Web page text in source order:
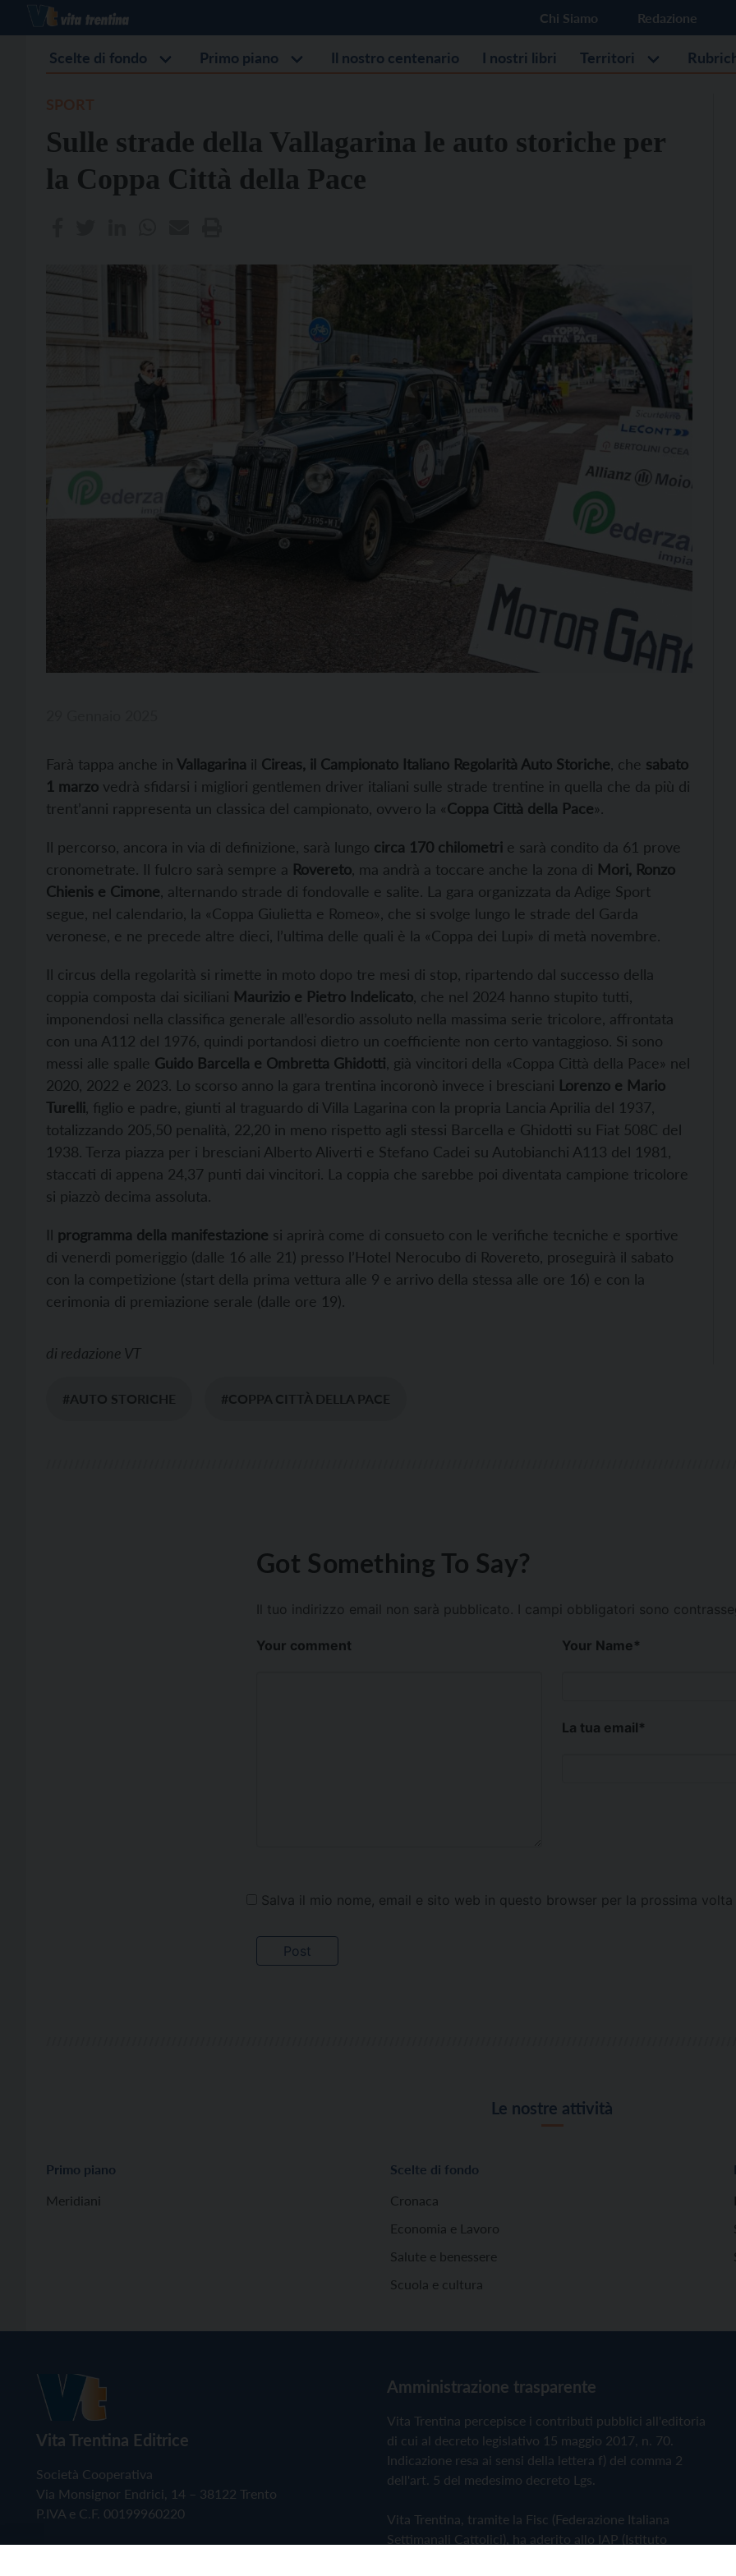
Chi Siamo Redazione
Scelte di fondo Primo piano Il nostro centenario I nostri libri Territori
Sulle strade della Vallagarina le auto storiche per
la Coppa Città della Pace
Farà tappa anche in Vallagarina il Cireas, il Campionato Italiano Regolarità Auto Storiche , che sabato
1 marzo vedrà sfidarsi i migliori gentlemen driver italiani sulle strade trentine in quella che da più di
trent’anni rappresenta un classica del campionato, ovvero la «Coppa Città della Pace».
Il percorso, ancora in via di definizione, sarà lungo circa 170 chilometri e sarà condito da 61 prove
cronometrate. Il fulcro sarà sempre a Rovereto , ma andrà a toccare anche la zona di Mori, Ronzo
Chienis e Cimone , alternando strade di fondovalle e salite. La gara organizzata da Adige Sport
segue, nel calendario, la «Coppa Giulietta e Romeo», che si svolge lungo le strade del Garda
veronese, e ne precede altre dieci, l’ultima delle quali è la «Coppa dei Lupi» di metà novembre.
Il circus della regolarità si rimette in moto dopo tre mesi di stop, ripartendo dal successo della
coppia composta dai siciliani Maurizio e Pietro Indelicato , che nel 2024 hanno stupito tutti,
imponendosi nella classifica generale all’esordio assoluto nella massima serie tricolore, affrontata
con una A112 del 1976, quindi portandosi dietro un coefficiente non certo vantaggioso. Si sono
messi alle spalle Guido Barcella e Ombretta Ghidotti , già vincitori della «Coppa Città della Pace» nel
2020, 2022 e 2023. Lo scorso anno la gara trentina incoronò invece i bresciani Lorenzo e Mario
Turelli , figlio e padre, giunti al traguardo di Villa Lagarina con la propria Lancia Aprilia del 1937,
totalizzando 205,50 penalità, 22,20 in meno rispetto agli stessi Barcella e Ghidotti su Fiat 508C del
1938. Terza piazza per i bresciani Alberto Aliverti e Stefano Cadei su Autobianchi A113 del 1981,
staccati di appena 24,37 punti dai vincitori. La coppia che sarebbe poi diventata campione tricolore
si piazzò decima assoluta.
Il programma della manifestazione si aprirà come di consueto con le verifiche tecniche e sportive
di venerdì pomeriggio (dalle 16 alle 21) presso l’Hotel Nerocubo di Rovereto, proseguirà il sabato
con la competizione (start della prima vettura alle 9 e arrivo della stessa alle ore 16) e con la
cerimonia di premiazione serale (dalle ore 19).
di redazione VT
#AUTO STORICHE #COPPA CITTÀ DELLA PACE
Got Something To Say?
Il tuo indirizzo email non sarà pubblicato. I campi obbligatori sono
Your comment Your Name*
La tua email*
Salva il mio nome, email e sito web in questo browser per la prossima volta
Le nostre attività
Primo piano
Meridiani
Scelte di fondo
Cronaca
Economia e Lavoro
Salute e benessere
Scuola e cultura
Vita Trentina Editrice
Società Cooperativa
Via Monsignor Endrici, 14 – 38122 Trento
P.IVA e C.F. 00199960220
Amministrazione trasparente
Vita Trentina percepisce i contributi pubblici all'editoria
di cui al decreto legislativo 15 maggio 2017, n. 70.
Indicazione resa ai sensi della lettera f) del comma 2
dell'art. 5 del medesimo decreto Lgs.
Vita Trentina, tramite la Fisc (Federazione Italiana
Settimanali Cattolici), ha aderito allo IAP (Istituto